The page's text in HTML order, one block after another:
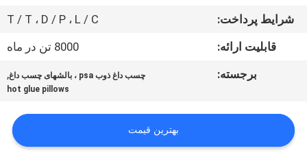
تماس
بگیرید
پرونده
شرایط پرداخت:
T / T ، D / P ، L / C
قابلیت ارائه:
8000 تن در ماه
برجسته:
چسب داغ ذوب psa ، بالشهای چسب داغ ,
hot glue pillows
بهترین قیمت